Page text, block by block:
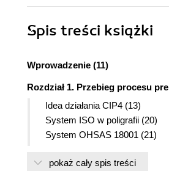
Spis treści książki
Wprowadzenie (11)
Rozdział 1. Przebieg procesu
Idea działania CIP4 (13)
System ISO w poligrafii (20)
System OHSAS 18001 (21)
Publikacje elektroniczne (22)
pokaż cały spis treści